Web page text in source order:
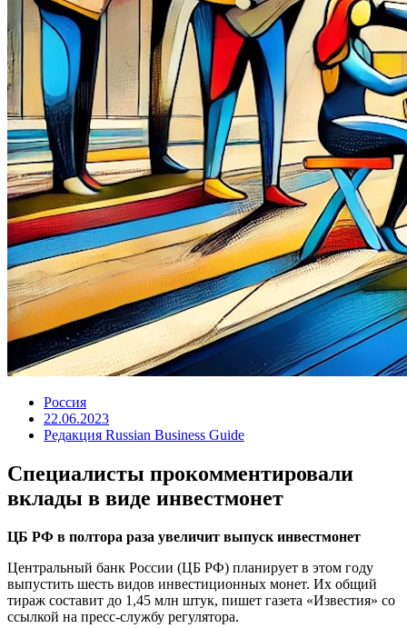
Россия
22.06.2023
Редакция Russian Business Guide
Специалисты прокомментировали
вклады в виде инвестмонет
ЦБ РФ в полтора раза увеличит выпуск инвестмонет
Центральный банк России (ЦБ РФ) планирует в этом году
выпустить шесть видов инвестиционных монет. Их общий
тираж составит до 1,45 млн штук, пишет газета «Известия» со
ссылкой на пресс-службу регулятора.